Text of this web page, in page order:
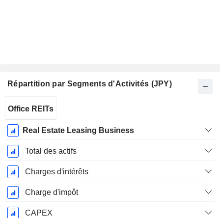
Répartition par Segments d'Activités (JPY)
Fiscale:
Septembre
Office REITs
Real Estate Leasing Business
Total des actifs
Charges d'intérêts
Charge d'impôt
CAPEX